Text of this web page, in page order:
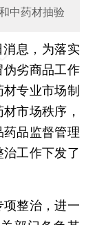
中药材抽验
息，为落实
伪劣商品工作
专业市场制
市场秩序，
品监督管理
工作下发了
整治，进一